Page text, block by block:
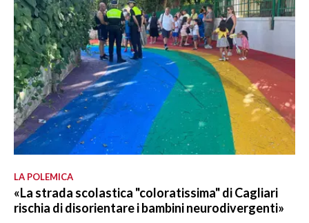
LA POLEMICA
«La strada scolastica "coloratissima" di Cagliari
rischia di disorientare i bambini neurodivergenti»